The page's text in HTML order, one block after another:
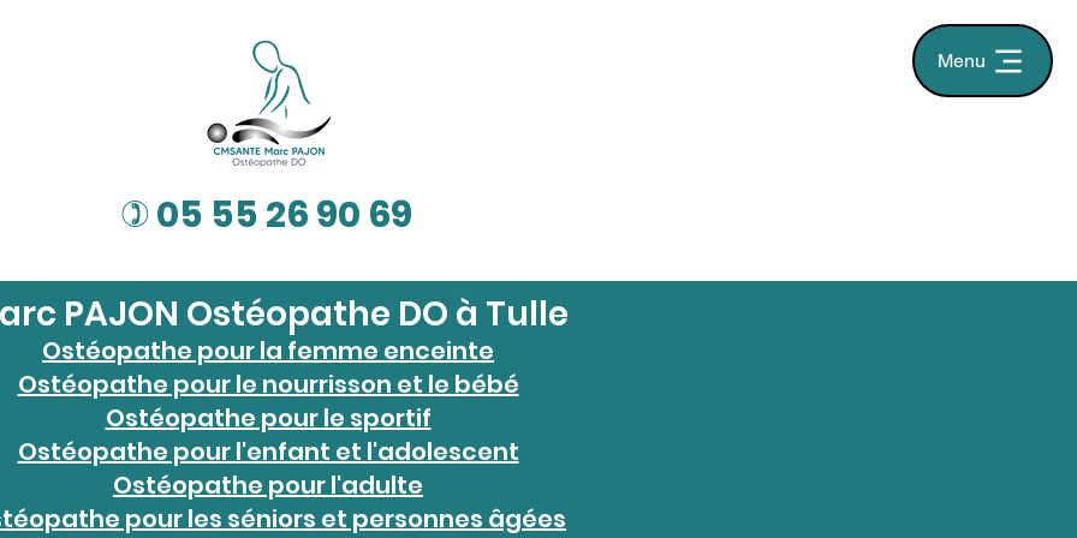
Menu
) 05 55 26 90 69
PAJON Ostéopathe DO à Tulle
Ostéopathe pour la femme enceinte
Ostéopathe pour le nourrisson et le bébé
Ostéopathe pour le sportif
Ostéopathe pour l'enfant et l'adolescent
Ostéopathe pour l'adulte
pour les séniors et personnes âgées